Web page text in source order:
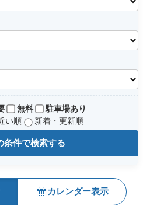
無料
駐車場あり
い順 新着・更新順
条件で検索する
カレンダー表示